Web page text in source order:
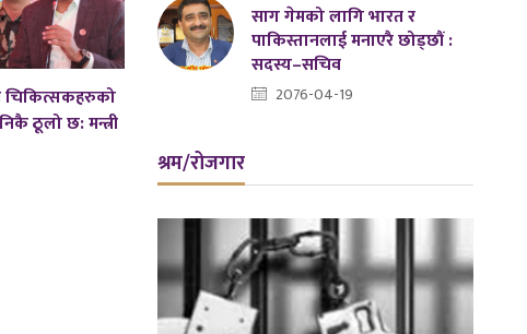
चिकित्सकहरुको
ठूलो छ: मन्त्री
साग गेमको लागि भारत र
पाकिस्तानलाई मनाएरै छोड्छौं :
सदस्य–सचिव
2076-04-19
श्रम/रोजगार